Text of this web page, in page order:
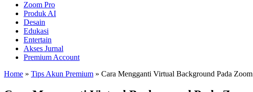
Zoom Pro
Produk AI
Desain
Edukasi
Entertain
Akses Jurnal
Premium Account
Home » Tips Akun Premium » Cara Mengganti Virtual Background Pada Zoom